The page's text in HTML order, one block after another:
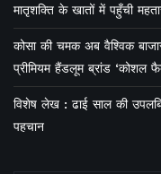
मातृशक्ति के खातों में पहुँची
कोसा की चमक अब वैश्विक
प्रीमियम हैंडलूम ब्रांड ‘कोशल
विशेष लेख : ढाई साल की
पहचान